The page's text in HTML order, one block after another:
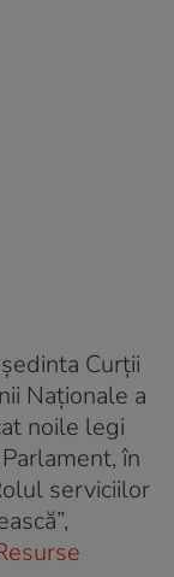
Curţii
Naționale a
noile legi
în
serviciilor